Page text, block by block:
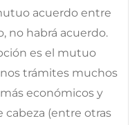
acuerdo entre
no habrá acuerdo.
es el mutuo
trámites muchos
económicos y
cabeza (entre otras